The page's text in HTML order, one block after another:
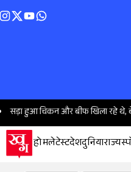
और बीफ खिला रहे थे, बेंगलुरु के
होमलेटेस्टदेशदुनियाराज्य